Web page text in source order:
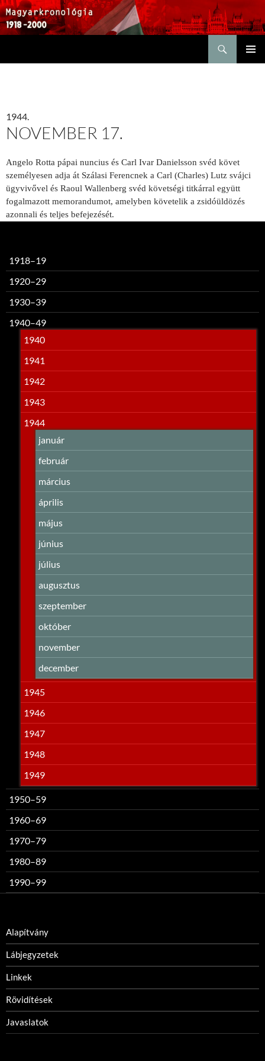
1944.
NOVEMBER 17.
Angelo Rotta pápai nuncius és Carl Ivar Danielsson svéd követ
személyesen adja át Szálasi Ferencnek a Carl (Charles) Lutz svájci
ügyvivővel és Raoul Wallenberg svéd követségi titkárral együtt
fogalmazott memorandumot, amelyben követelik a zsidóüldözés
azonnali és teljes befejezését.
1918–19
1920–29
1930–39
1940–49
1940
1941
1942
1943
1944
január
február
március
április
május
június
július
augusztus
szeptember
október
november
december
1945
1946
1947
1948
1949
1950–59
1960–69
1970–79
1980–89
1990–99
Alapítvány
Lábjegyzetek
Linkek
Rövidítések
Javaslatok